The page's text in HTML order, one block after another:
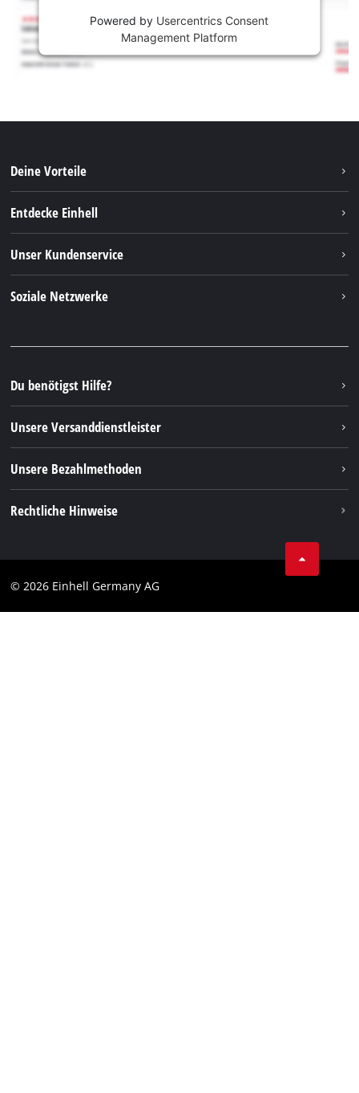
Powered by Usercentrics Consent
Management Platform
Deine Vorteile
Entdecke Einhell
Nachhaltigkeit
Unser Kundenservice
FAQs
Rücksendungen / Widerruf
Verpackungsrichtlinien
Hinweise zur Batterieentsorgung
Vertrag widerrufen
Soziale Netzwerke
Instagram
TikTok
Pinterest
Linkedin
Du benötigst Hilfe?
Unsere Versanddienstleister
Unsere Bezahlmethoden
Rechtliche Hinweise
Impressum
© 2026 Einhell Germany AG